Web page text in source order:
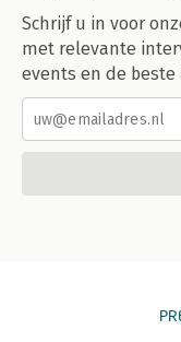
Schrijf u in voor
met relevante
events en de beste